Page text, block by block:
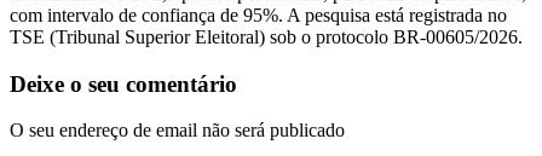
com intervalo de confiança de 95%. A pesquisa está registrada no
TSE (Tribunal Superior Eleitoral) sob o protocolo BR-00605/2026.
Deixe o seu comentário
O seu endereço de email não será publicado